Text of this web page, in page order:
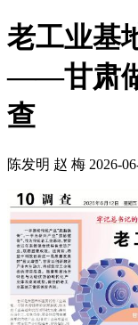
老工业基
——甘肃
查
陈发明 赵 梅 2026-